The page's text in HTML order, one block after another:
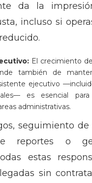
da la
incluso si
El crecimiento
también de
ejecutivo
es esencial
administrativas.
seguimiento de
reportes o
estas
sin